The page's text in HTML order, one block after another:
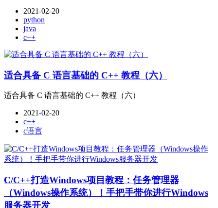
2021-02-20
python
java
c++
适合具备 C 语言基础的 C++ 教程（六）
适合具备 C 语言基础的 C++ 教程（六）
2021-02-20
c++
c语言
C/C++打造Windows项目教程：任务管理器
（Windows操作系统）！手把手带你进行Windows
服务器开发